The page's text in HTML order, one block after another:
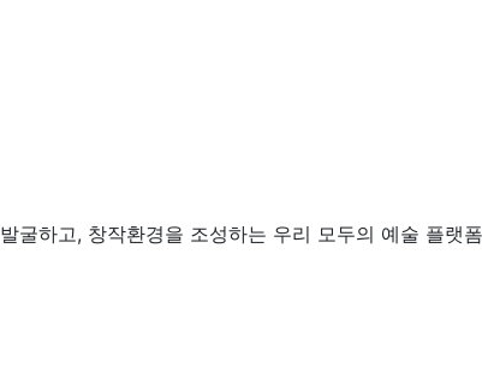
하고, 창작환경을 조성하는 우리 모두의 예술 플랫